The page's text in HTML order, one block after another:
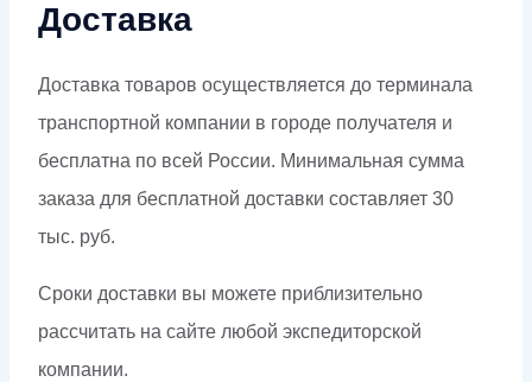
Доставка
Доставка товаров осуществляется до терминала
транспортной компании в городе получателя и
бесплатна по всей России. Минимальная сумма
заказа для бесплатной доставки составляет 30
тыс. руб.
Сроки доставки вы можете приблизительно
рассчитать на сайте любой экспедиторской
компании.